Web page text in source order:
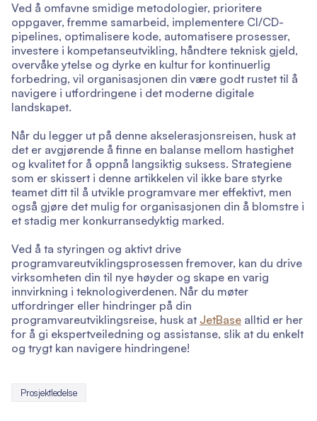
Ved å omfavne smidige metodologier, prioritere
oppgaver, fremme samarbeid, implementere CI/CD-
pipelines, optimalisere kode, automatisere prosesser,
investere i kompetanseutvikling, håndtere teknisk gjeld,
overvåke ytelse og dyrke en kultur for kontinuerlig
forbedring, vil organisasjonen din være godt rustet til å
navigere i utfordringene i det moderne digitale
landskapet.
Når du legger ut på denne akselerasjonsreisen, husk at
det er avgjørende å finne en balanse mellom hastighet
og kvalitet for å oppnå langsiktig suksess. Strategiene
som er skissert i denne artikkelen vil ikke bare styrke
teamet ditt til å utvikle programvare mer effektivt, men
også gjøre det mulig for organisasjonen din å blomstre i
et stadig mer konkurransedyktig marked.
Ved å ta styringen og aktivt drive
programvareutviklingsprosessen fremover, kan du drive
virksomheten din til nye høyder og skape en varig
innvirkning i teknologiverdenen. Når du møter
utfordringer eller hindringer på din
programvareutviklingsreise, husk at JetBase alltid er her
for å gi ekspertveiledning og assistanse, slik at du enkelt
og trygt kan navigere hindringene!
Prosjektledelse